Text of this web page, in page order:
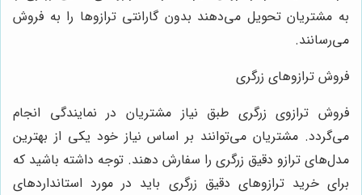
به مشتریان تحویل می‌دهند بدون گارانتی ترازوها را به فروش
می‌رسانند.
فروش ترازوهای زرگری
فروش ترازوی زرگری طبق نیاز مشتریان در نمایندگی انجام
می‌گردد. مشتریان می‌توانند بر اساس نیاز خود یکی از بهترین
مدل‌های ترازو دقیق زرگری را سفارش دهند. توجه داشته باشید که
برای خرید ترازوهای دقیق زرگری باید در مورد استانداردهای